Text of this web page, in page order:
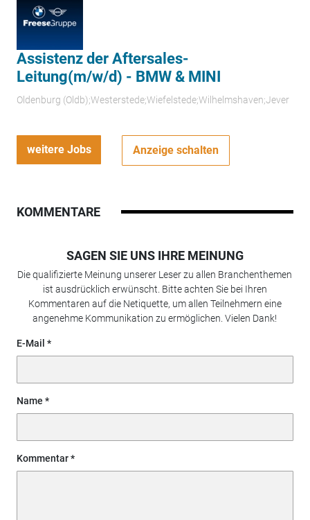
Assistenz der Aftersales-
Leitung(m/w/d) - BMW & MINI
Oldenburg (Oldb);Westerstede;Wiefelstede;Wilhelmshaven;Jever
weitere Jobs Anzeige schalten
KOMMENTARE
SAGEN SIE UNS IHRE MEINUNG
Die qualifizierte Meinung unserer Leser zu allen Branchenthemen
ist ausdrücklich erwünscht. Bitte achten Sie bei Ihren
Kommentaren auf die Netiquette, um allen Teilnehmern eine
angenehme Kommunikation zu ermöglichen. Vielen Dank!
E-Mail
Name
Kommentar